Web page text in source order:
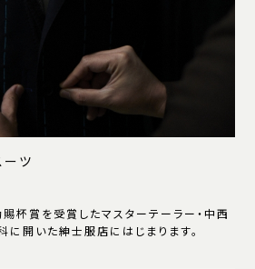
ーツ
杯賞を受賞したマスターテーラー・中西
開いた紳士服店にはじまります。